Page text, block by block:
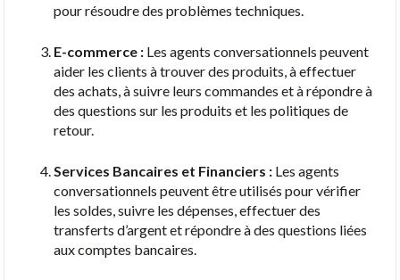
pour résoudre des problèmes techniques.
E-commerce : Les agents conversationnels peuvent
aider les clients à trouver des produits, à effectuer
des achats, à suivre leurs commandes et à répondre à
des questions sur les produits et les politiques de
retour.
Services Bancaires et Financiers : Les agents
conversationnels peuvent être utilisés pour vérifier
les soldes, suivre les dépenses, effectuer des
transferts d’argent et répondre à des questions liées
aux comptes bancaires.